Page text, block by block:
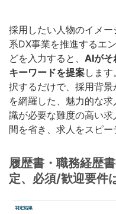
採用したい人物のイメ
系DX事業を推進するエ
どを入力すると、 AIがそ
キーワードを提案しま
択するだけで、採用背
を網羅した、魅力的な
識が必要な難度の高い
間を省き、求人をスピー
履歴書・職務経歴
定、必須/歓迎要件